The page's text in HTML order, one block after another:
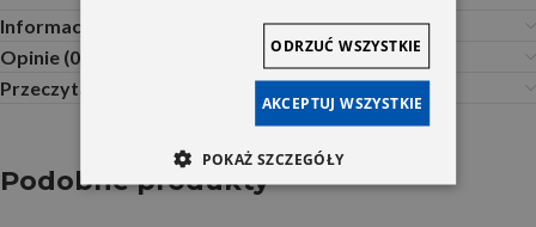
Informacje dodatkowe
Opinie (0)
Przeczytaj Przed Zakupem
Podobne produkty
AKCEPTUJ WSZYSTKIE
ODRZUĆ WSZYSTKIE
POKAŻ SZCZEGÓŁY